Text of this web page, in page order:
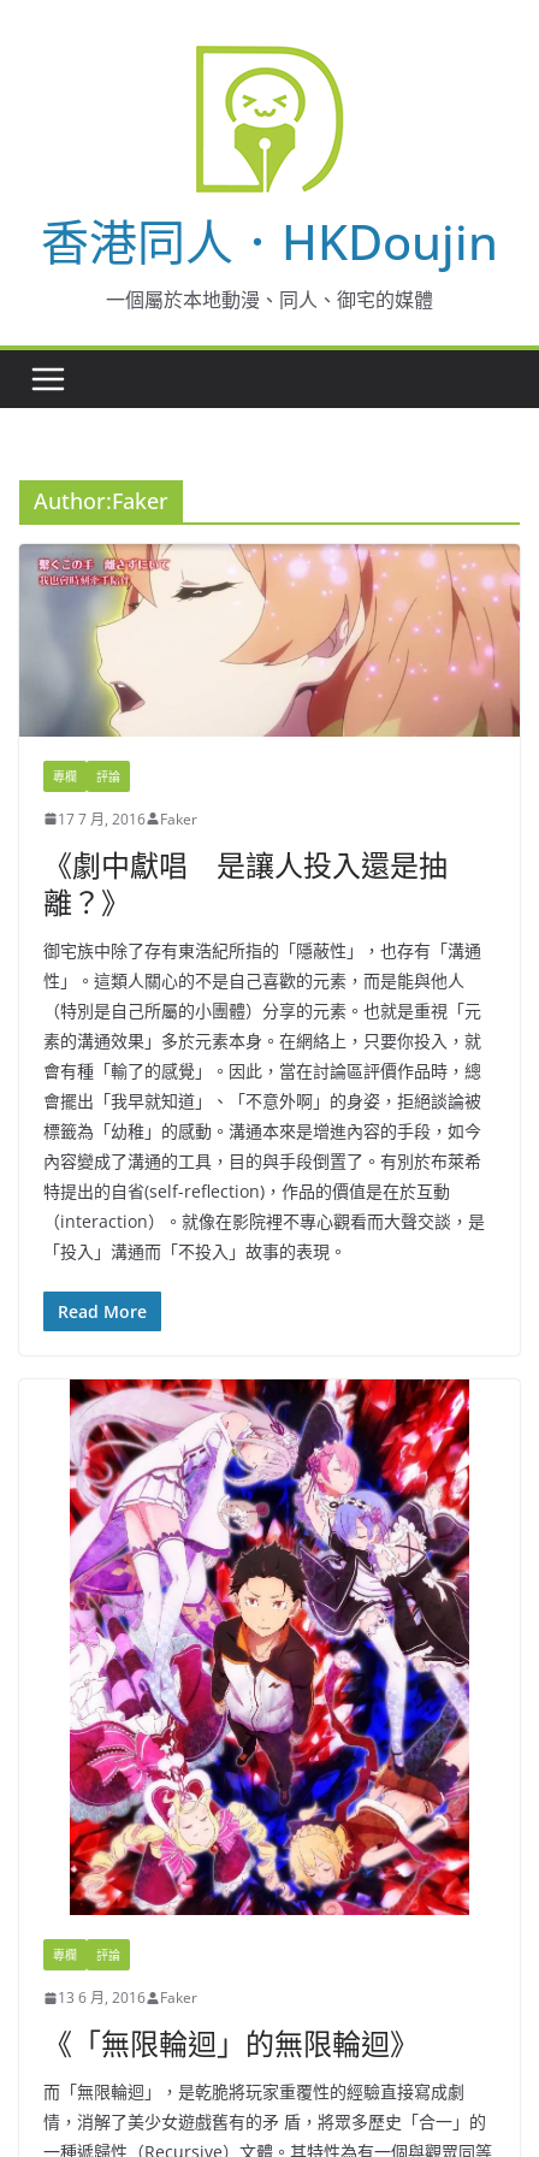
香港同人．HKDoujin
一個屬於本地動漫、同人、御宅的媒體
Author:Faker
專欄 評論
17 7 月, 2016 Faker
《劇中獻唱 是讓人投入還是抽
離？》
御宅族中除了存有東浩紀所指的「隱蔽性」，也存有「溝通
性」。這類人關心的不是自己喜歡的元素，而是能與他人
（特別是自己所屬的小團體）分享的元素。也就是重視「元
素的溝通效果」多於元素本身。在網絡上，只要你投入，就
會有種「輸了的感覺」。因此，當在討論區評價作品時，總
會擺出「我早就知道」、「不意外啊」的身姿，拒絕談論被
標籤為「幼稚」的感動。溝通本來是增進內容的手段，如今
內容變成了溝通的工具，目的與手段倒置了。有別於布萊希
特提出的自省(self-reflection)，作品的價值是在於互動
（interaction）。就像在影院裡不專心觀看而大聲交談，是
「投入」溝通而「不投入」故事的表現。
Read More
專欄 評論
13 6 月, 2016 Faker
《「無限輪迴」的無限輪迴》
而「無限輪迴」，是乾脆將玩家重覆性的經驗直接寫成劇
情，消解了美少女遊戲舊有的矛 盾，將眾多歷史「合一」的
一種遞歸性（Recursive）文體。其特性為有一個與觀眾同等